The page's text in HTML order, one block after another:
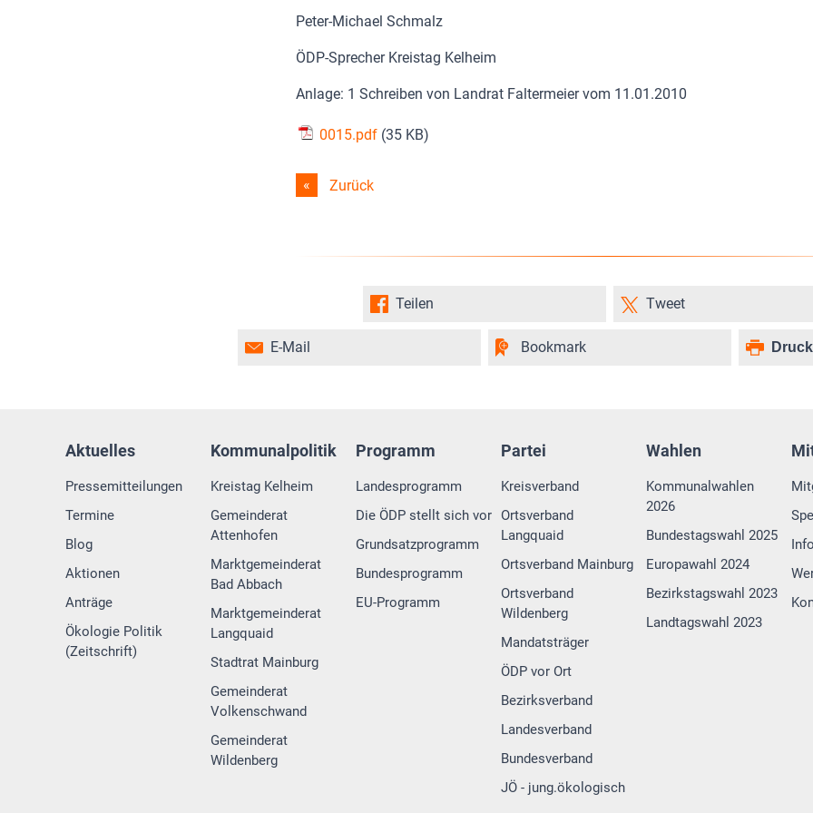
Peter-Michael Schmalz
ÖDP-Sprecher Kreistag Kelheim
Anlage: 1 Schreiben von Landrat Faltermeier vom 11.01.2010
0015.pdf(35 KB)
Zurück
Teilen Tweet
E-Mail Bookmark
Aktuelles
Pressemitteilungen
Termine
Blog
Aktionen
Anträge
Ökologie Politik
(Zeitschrift)
Kommunalpolitik
Kreistag Kelheim
Gemeinderat
Attenhofen
Marktgemeinderat
Bad Abbach
Marktgemeinderat
Langquaid
Stadtrat Mainburg
Gemeinderat
Volkenschwand
Gemeinderat
Wildenberg
Programm
Landesprogramm
Die ÖDP stellt sich vor
Grundsatzprogramm
Bundesprogramm
EU-Programm
Partei
Kreisverband
Ortsverband
Langquaid
Ortsverband Mainburg
Ortsverband
Wildenberg
Mandatsträger
ÖDP vor Ort
Bezirksverband
Landesverband
Bundesverband
JÖ - jung.ökologisch
Wahlen
Kommunalwahlen
2026
Bundestagswahl 2025
Europawahl 2024
Bezirkstagswahl 2023
Landtagswahl 2023